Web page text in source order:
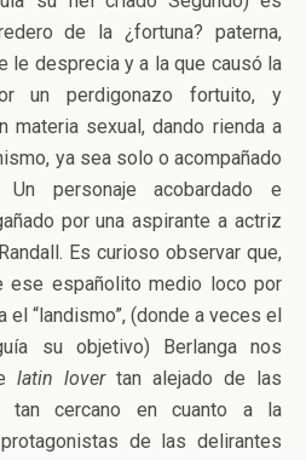
de la ¿fortuna? paterna,
le desprecia y a la que causó la
un perdigonazo fortuito, y
materia sexual, dando rienda a
ya sea solo o acompañado
personaje acobardado e
por una aspirante a actriz
Es curioso observar que,
ese españolito medio loco por
“landismo”, (donde a veces el
su objetivo) Berlanga nos
latin lovertan alejado de las
tan cercano en cuanto a la
de las delirantes